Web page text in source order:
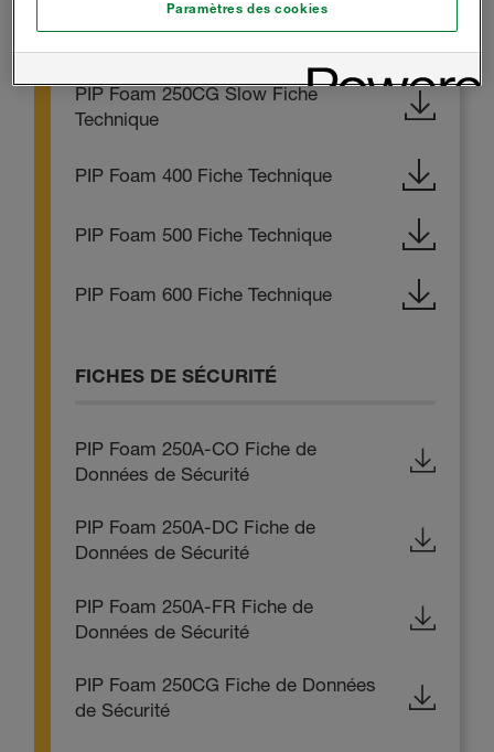
PIP Foam 250CG Fiche Technique
PIP Foam 250CG Slow Fiche
Technique
PIP Foam 400 Fiche Technique
PIP Foam 500 Fiche Technique
PIP Foam 600 Fiche Technique
FICHES DE SÉCURITÉ
PIP Foam 250A-CO Fiche de
Données de Sécurité
PIP Foam 250A-DC Fiche de
Données de Sécurité
PIP Foam 250A-FR Fiche de
Données de Sécurité
PIP Foam 250CG Fiche de Données
de Sécurité
Paramètres des cookies